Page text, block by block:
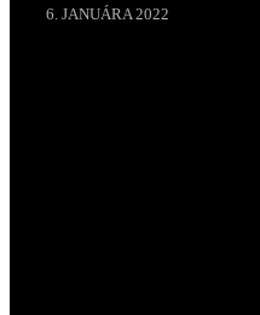
6. JANUÁRA 2022